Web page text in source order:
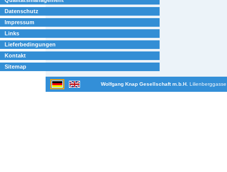
Datenschutz
Impressum
Links
Lieferbedingungen
Kontakt
Sitemap
Wolfgang Knap Gesellschaft m.b.H.